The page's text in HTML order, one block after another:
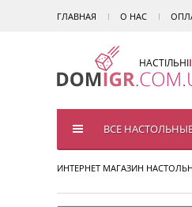
ГЛАВНАЯ О НАС
НАСТІЛЬНІ
ВСЕ
ИНТЕРНЕТ МАГАЗИН